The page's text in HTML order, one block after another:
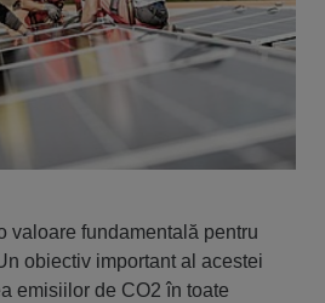
valoare fundamentală pentru
obiectiv important al acestei
emisiilor de CO2 în toate